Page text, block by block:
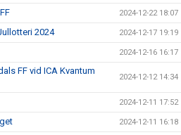
2024-12-22 18:07
2024 2024-12-17 19:19
2024-12-16 16:17
FF vid ICA Kvantum
2024-12-12 14:34
2024-12-11 17:52
2024-12-11 16:18